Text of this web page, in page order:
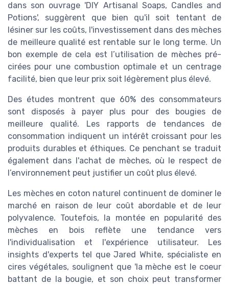
dans son ouvrage 'DIY Artisanal Soaps, Candles and
Potions', suggèrent que bien qu'il soit tentant de
lésiner sur les coûts, l'investissement dans des mèches
de meilleure qualité est rentable sur le long terme. Un
bon exemple de cela est l’utilisation de mèches pré-
cirées pour une combustion optimale et un centrage
facilité, bien que leur prix soit légèrement plus élevé.
Des études montrent que 60% des consommateurs
sont disposés à payer plus pour des bougies de
meilleure qualité. Les rapports de tendances de
consommation indiquent un intérêt croissant pour les
produits durables et éthiques. Ce penchant se traduit
également dans l'achat de mèches, où le respect de
l’environnement peut justifier un coût plus élevé.
Les mèches en coton naturel continuent de dominer le
marché en raison de leur coût abordable et de leur
polyvalence. Toutefois, la montée en popularité des
mèches en bois reflète une tendance vers
l'individualisation et l'expérience utilisateur. Les
insights d'experts tel que Jared White, spécialiste en
cires végétales, soulignent que 'la mèche est le coeur
battant de la bougie, et son choix peut transformer